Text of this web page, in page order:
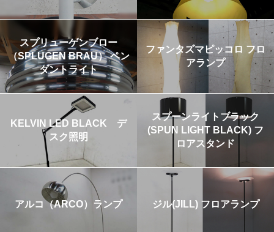
スプリューゲンブロー
（SPLUGEN BRAU） ペン
ダントライト
ファンタズマピッコロ フロ
アランプ
KELVIN LED BLACK デ
スク照明
スプーンライトブラック
(SPUN LIGHT BLACK) フ
ロアスタンド
アルコ（ARCO）ランプ ジル(JILL) フロアランプ